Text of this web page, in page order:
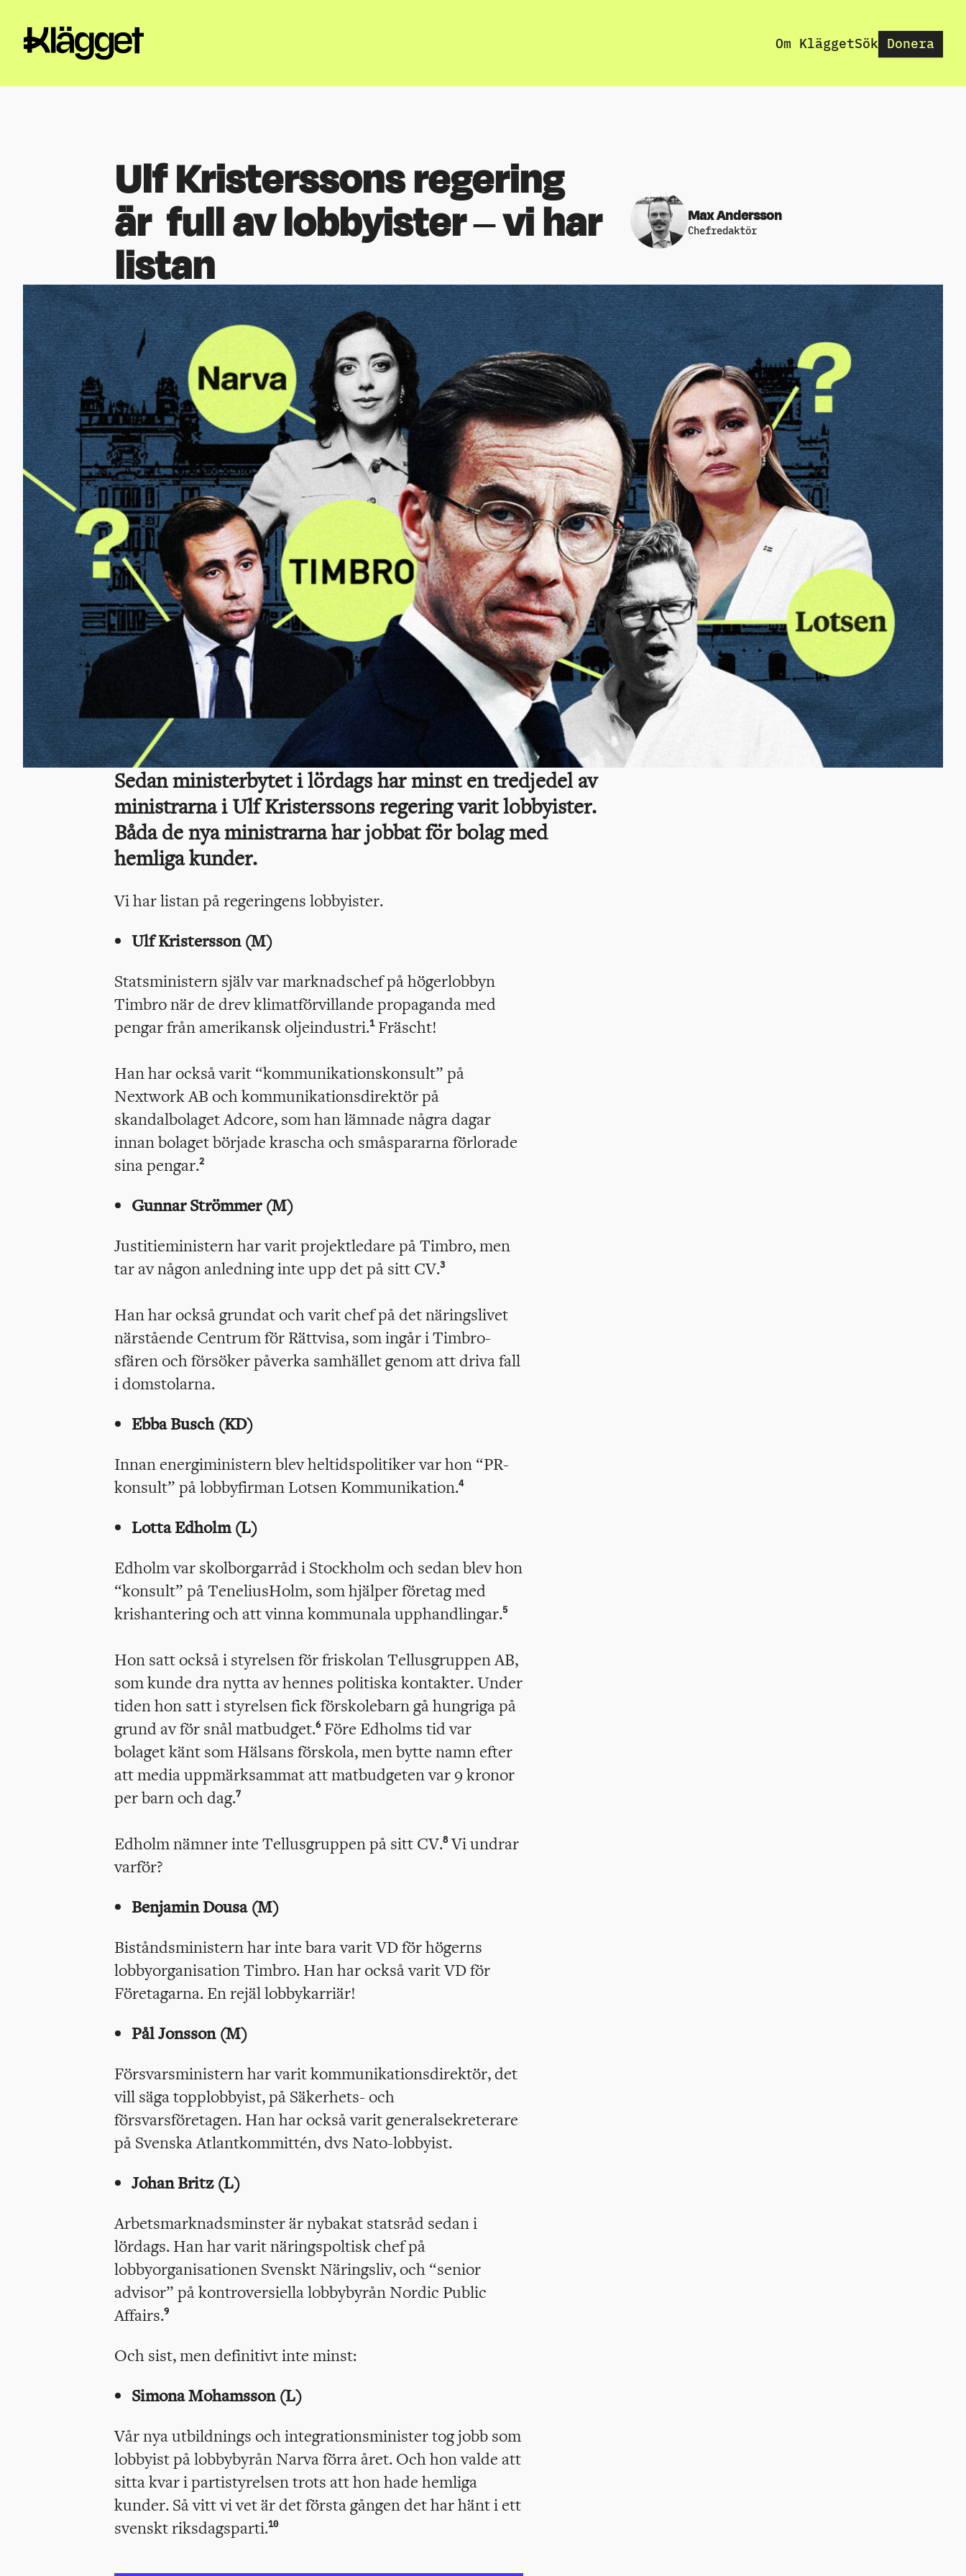
Om KläggetSök Donera
Ulf Kristerssons regering
är full av lobbyister – vi har
listan
Max Andersson
Chefredaktör
Sedan ministerbytet i lördags har minst en tredjedel av
ministrarna i Ulf Kristerssons regering varit lobbyister.
Båda de nya ministrarna har jobbat för bolag med
hemliga kunder.
Vi har listan på regeringens lobbyister.
Ulf Kristersson (M)
Statsministern själv var marknadschef på högerlobbyn
Timbro när de drev klimatförvillande propaganda med
pengar från amerikansk oljeindustri.1Fräscht!
Han har också varit “kommunikationskonsult” på
Nextwork AB och kommunikationsdirektör på
skandalbolaget Adcore, som han lämnade några dagar
innan bolaget började krascha och småspararna förlorade
sina pengar.2
Gunnar Strömmer (M)
Justitieministern har varit projektledare på Timbro, men
tar av någon anledning inte upp det på sitt CV.3
Han har också grundat och varit chef på det näringslivet
närstående Centrum för Rättvisa, som ingår i Timbro-
sfären och försöker påverka samhället genom att driva fall
i domstolarna.
Ebba Busch (KD)
Innan energiministern blev heltidspolitiker var hon “PR-
konsult” på lobbyfirman Lotsen Kommunikation.4
Lotta Edholm (L)
Edholm var skolborgarråd i Stockholm och sedan blev hon
“konsult” på TeneliusHolm, som hjälper företag med
krishantering och att vinna kommunala upphandlingar.5
Hon satt också i styrelsen för friskolan Tellusgruppen AB,
som kunde dra nytta av hennes politiska kontakter. Under
tiden hon satt i styrelsen fick förskolebarn gå hungriga på
grund av för snål matbudget.6Före Edholms tid var
bolaget känt som Hälsans förskola, men bytte namn efter
att media uppmärksammat att matbudgeten var 9 kronor
per barn och dag.7
Edholm nämner inte Tellusgruppen på sitt CV.8Vi undrar
varför?
Benjamin Dousa (M)
Biståndsministern har inte bara varit VD för högerns
lobbyorganisation Timbro. Han har också varit VD för
Företagarna. En rejäl lobbykarriär!
Pål Jonsson (M)
Försvarsministern har varit kommunikationsdirektör, det
vill säga topplobbyist, på Säkerhets- och
försvarsföretagen. Han har också varit generalsekreterare
på Svenska Atlantkommittén, dvs Nato-lobbyist.
Johan Britz (L)
Arbetsmarknadsminster är nybakat statsråd sedan i
lördags. Han har varit näringspoltisk chef på
lobbyorganisationen Svenskt Näringsliv, och “senior
advisor” på kontroversiella lobbybyrån Nordic Public
Affairs.9
Och sist, men definitivt inte minst:
Simona Mohamsson (L)
Vår nya utbildnings och integrationsminister tog jobb som
lobbyist på lobbybyrån Narva förra året. Och hon valde att
sitta kvar i partistyrelsen trots att hon hade hemliga
kunder. Så vitt vi vet är det första gången det har hänt i ett
svenskt riksdagsparti.10